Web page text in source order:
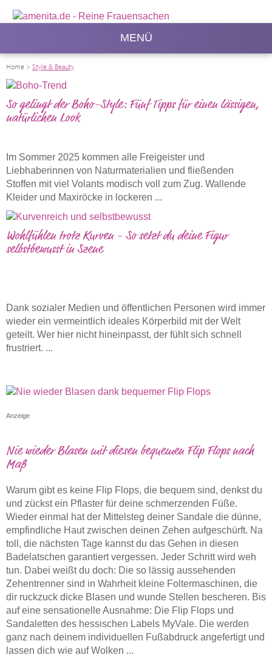
MENÜ
Home > Style & Beauty
So gelingt der Boho-Style: Fünf Tipps für einen lässigen,
natürlichen Look
Im Sommer 2025 kommen alle Freigeister und
Liebhaberinnen von Naturmaterialien und fließenden
Stoffen mit viel Volants modisch voll zum Zug. Wallende
Kleider und Maxiröcke in lockeren ...
Wohlfühlen trotz Kurven - So setzt du deine Figur
selbstbewusst in Szene
Dank sozialer Medien und öffentlichen Personen wird immer
wieder ein vermeintlich ideales Körperbild mit der Welt
geteilt. Wer hier nicht hineinpasst, der fühlt sich schnell
frustriert. ...
Anzeige
Nie wieder Blasen mit diesen bequemen Flip Flops nach
Maß
Warum gibt es keine Flip Flops, die bequem sind, denkst du
und zückst ein Pflaster für deine schmerzenden Füße.
Wieder einmal hat der Mittelsteg deiner Sandale die dünne,
empfindliche Haut zwischen deinen Zehen aufgeschürft. Na
toll, die nächsten Tage kannst du das Gehen in diesen
Badelatschen garantiert vergessen. Jeder Schritt wird weh
tun. Dabei weißt du doch: Die so lässig aussehenden
Zehentrenner sind in Wahrheit kleine Foltermaschinen, die
dir ruckzuck dicke Blasen und wunde Stellen bescheren. Bis
auf eine sensationelle Ausnahme: Die Flip Flops und
Sandaletten des hessischen Labels MyVale. Die werden
ganz nach deinem individuellen Fußabdruck angefertigt und
lassen dich wie auf Wolken ...